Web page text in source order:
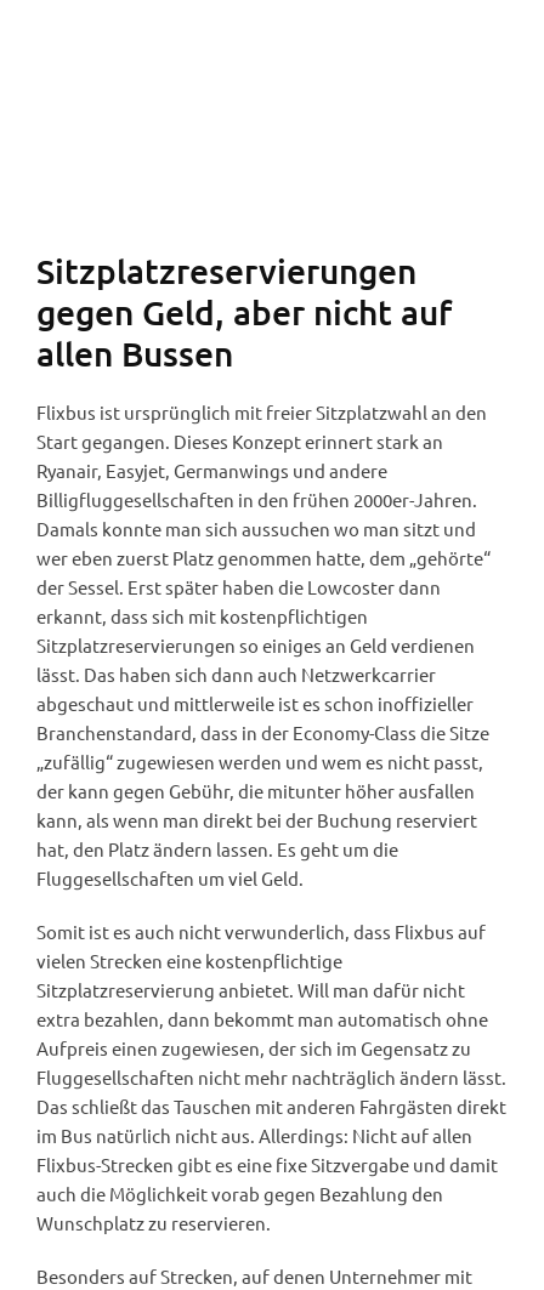
Sitzplatzreservierungen
gegen Geld, aber nicht auf
allen Bussen
Flixbus ist ursprünglich mit freier Sitzplatzwahl an den
Start gegangen. Dieses Konzept erinnert stark an
Ryanair, Easyjet, Germanwings und andere
Billigfluggesellschaften in den frühen 2000er-Jahren.
Damals konnte man sich aussuchen wo man sitzt und
wer eben zuerst Platz genommen hatte, dem „gehörte“
der Sessel. Erst später haben die Lowcoster dann
erkannt, dass sich mit kostenpflichtigen
Sitzplatzreservierungen so einiges an Geld verdienen
lässt. Das haben sich dann auch Netzwerkcarrier
abgeschaut und mittlerweile ist es schon inoffizieller
Branchenstandard, dass in der Economy-Class die Sitze
„zufällig“ zugewiesen werden und wem es nicht passt,
der kann gegen Gebühr, die mitunter höher ausfallen
kann, als wenn man direkt bei der Buchung reserviert
hat, den Platz ändern lassen. Es geht um die
Fluggesellschaften um viel Geld.
Somit ist es auch nicht verwunderlich, dass Flixbus auf
vielen Strecken eine kostenpflichtige
Sitzplatzreservierung anbietet. Will man dafür nicht
extra bezahlen, dann bekommt man automatisch ohne
Aufpreis einen zugewiesen, der sich im Gegensatz zu
Fluggesellschaften nicht mehr nachträglich ändern lässt.
Das schließt das Tauschen mit anderen Fahrgästen direkt
im Bus natürlich nicht aus. Allerdings: Nicht auf allen
Flixbus-Strecken gibt es eine fixe Sitzvergabe und damit
auch die Möglichkeit vorab gegen Bezahlung den
Wunschplatz zu reservieren.
Besonders auf Strecken, auf denen Unternehmer mit